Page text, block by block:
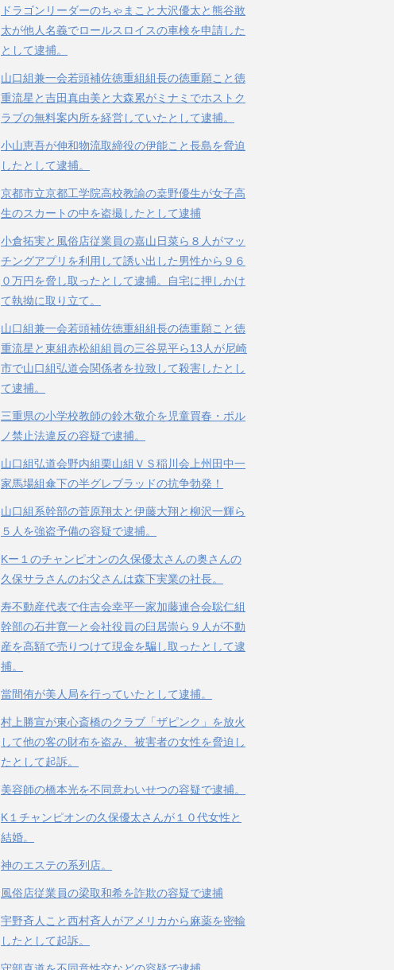
ドラゴンリーダーのちゃまこと大沢優太と熊谷敢
太が他人名義でロールスロイスの車検を申請した
として逮捕。
山口組兼一会若頭補佐徳重組組長の徳重願こと徳
重流星と吉田真由美と大森累がミナミでホストク
ラブの無料案内所を経営していたとして逮捕。
小山恵吾が伸和物流取締役の伊能こと長島を脅迫
したとして逮捕。
京都市立京都工学院高校教諭の桒野優生が女子高
生のスカートの中を盗撮したとして逮捕
小倉拓実と風俗店従業員の嘉山日菜ら８人がマッ
チングアプリを利用して誘い出した男性から９６
０万円を脅し取ったとして逮捕。自宅に押しかけ
て執拗に取り立て。
山口組兼一会若頭補佐徳重組組長の徳重願こと徳
重流星と東組赤松組組員の三谷晃平ら13人が尼崎
市で山口組弘道会関係者を拉致して殺害したとし
て逮捕。
三重県の小学校教師の鈴木敬介を児童買春・ポル
ノ禁止法違反の容疑で逮捕。
山口組弘道会野内組栗山組ＶＳ稲川会上州田中一
家馬場組傘下の半グレブラッドの抗争勃発！
山口組系幹部の菅原翔太と伊藤大翔と柳沢一輝ら
５人を強盗予備の容疑で逮捕。
Kー１のチャンピオンの久保優太さんの奥さんの
久保サラさんのお父さんは森下実業の社長。
寿不動産代表で住吉会幸平一家加藤連合会聡仁組
幹部の石井寛一と会社役員の臼居崇ら９人が不動
産を高額で売りつけて現金を騙し取ったとして逮
捕。
當間侑が美人局を行っていたとして逮捕。
村上勝宣が東心斎橋のクラブ「ザピンク」を放火
して他の客の財布を盗み、被害者の女性を脅迫し
たとして起訴。
美容師の橋本光を不同意わいせつの容疑で逮捕。
K１チャンピオンの久保優太さんが１０代女性と
結婚。
神のエステの系列店。
風俗店従業員の梁取和希を詐欺の容疑で逮捕
宇野斉人こと西村斉人がアメリカから麻薬を密輸
したとして起訴。